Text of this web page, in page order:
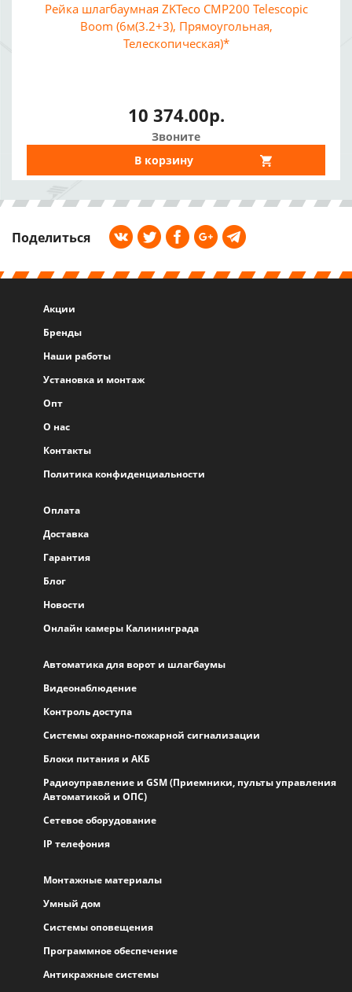
Рейка шлагбаумная ZKTeco CMP200 Telescopic
Boom (6м(3.2+3), Прямоугольная,
Телескопическая)*
10 374.00р.
Звоните
В корзину
Поделиться
Акции
Бренды
Наши работы
Установка и монтаж
Опт
О нас
Контакты
Политика конфиденциальности
Оплата
Доставка
Гарантия
Блог
Новости
Онлайн камеры Калининграда
Автоматика для ворот и шлагбаумы
Видеонаблюдение
Контроль доступа
Системы охранно-пожарной сигнализации
Блоки питания и АКБ
Радиоуправление и GSM (Приемники, пульты управления
Автоматикой и ОПС)
Сетевое оборудование
IP телефония
Монтажные материалы
Умный дом
Системы оповещения
Программное обеспечение
Антикражные системы